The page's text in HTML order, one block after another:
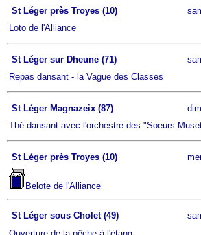
St Léger près Troyes (10)
Loto de l'Alliance
St Léger sur Dheune (71)
Repas dansant - la Vague des Classes
St Léger Magnazeix (87)
Thé dansant avec l'orchestre des "Soeurs
St Léger près Troyes (10)
Belote de l'Alliance
St Léger sous Cholet (49)